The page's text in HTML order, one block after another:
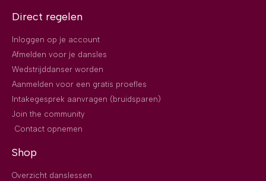
Direct regelen
Inloggen op je account
Afmelden voor je dansles
Wedstrijddanser worden
Aanmelden voor een gratis proefles
Intakegesprek aanvragen (bruidsparen)
Join the community
Contact opnemen
Shop
Overzicht danslessen